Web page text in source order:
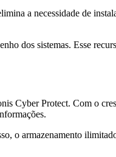
a necessidade de
dos sistemas. Esse
Cyber Protect. Com o
o armazenamento